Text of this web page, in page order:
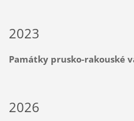
2023
Památky prusko-rakouské
2026